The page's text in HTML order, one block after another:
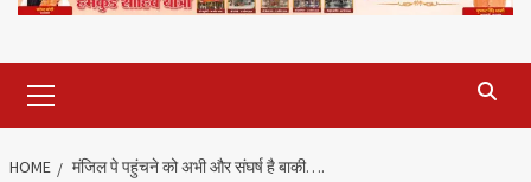
Menu
HOME मंजिल पे पहुंचने को अभी और संघर्ष है बाकी….